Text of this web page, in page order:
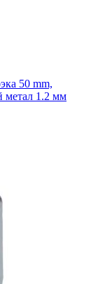
50 mm,
метал 1.2 мм